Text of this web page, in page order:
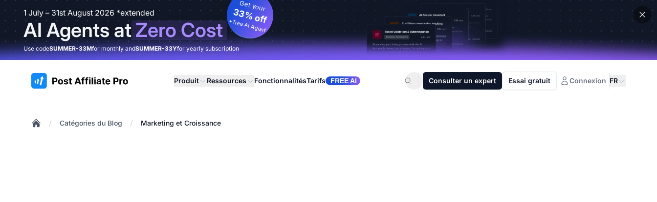
1 July – 31st August 2026 *extended
AI Agents atZero Cost
Get your
33% off
+ free AI Agent
Use codeSUMMER-33Mfor monthly andSUMMER-33Yfor yearly subscription
:site.title Produit Ressources FonctionnalitésTarifs FREE AI Consulter un expert Essai gratuit Connexion FR
/ Catégories du Blog / Marketing et Croissance